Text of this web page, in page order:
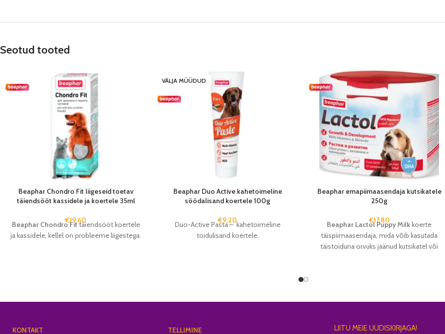
Seotud tooted
Beaphar Chondro Fit liigeseid toetav
täiendsööt kassidele ja koertele 35ml
€19,60
Beaphar Chondro Fittäiendsööt koertele
ja kassidele, kellel on probleeme liigestega.
VÄLJA MÜÜDUD
Beaphar Duo Active kahetoimeline
söödalisand koertele 100g
€9,20
Duo-Active Pasta – kahetoimeline
toidulisand koertele.
Beaphar emapiimaasendaja kutsikatele
250g
€17,80
Beaphar Lactol Puppy Milkkoerte
täispiimaasendaja, mida võib kasutada
täistoiduna orvuks jäänud kutsikatel või
KONTAKT TELLIMINE LIITU MEIE UUDISKIRJAGA!